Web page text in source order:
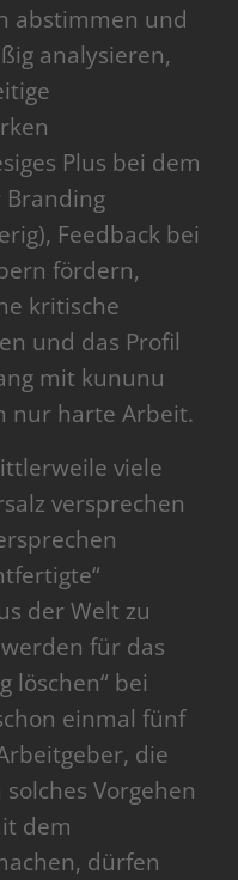
abstimmen und
analysieren,
Plus bei dem
Branding
Feedback bei
fördern,
kritische
und das Profil
mit kununu
nur harte Arbeit.
viele
versprechen
der Welt zu
für das
löschen“ bei
einmal fünf
die
Vorgehen
dem
dürfen